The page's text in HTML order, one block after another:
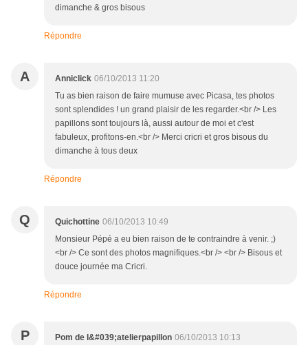
dimanche & gros bisous
Répondre
A Anniclick 06/10/2013 11:20
Tu as bien raison de faire mumuse avec Picasa, tes photos
sont splendides ! un grand plaisir de les regarder.<br /> Les
papillons sont toujours là, aussi autour de moi et c'est
fabuleux, profitons-en.<br /> Merci cricri et gros bisous du
dimanche à tous deux
Répondre
Q Quichottine 06/10/2013 10:49
Monsieur Pépé a eu bien raison de te contraindre à venir. ;)
<br /> Ce sont des photos magnifiques.<br /> <br /> Bisous et
douce journée ma Cricri.
Répondre
P Pom de l&#039;atelierpapillon 06/10/2013 10:13